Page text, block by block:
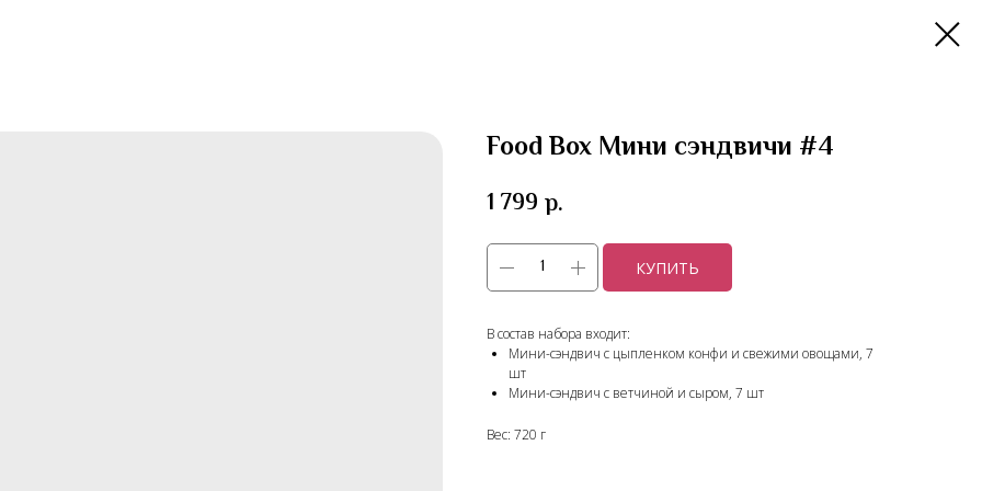
Food Box Мини сэндвичи #4
1 799 р.
КУПИТЬ
В состав набора входит:
Мини-сэндвич с цыпленком конфи и свежими овощами, 7
шт
Мини-сэндвич с ветчиной и сыром, 7 шт
Вес: 720 г